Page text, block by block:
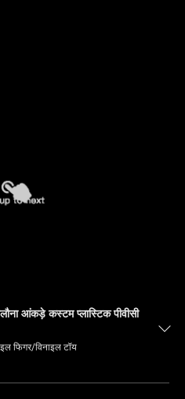
आंकड़े कस्टम प्लास्टिक पीवीसी
फिगर/विनाइल टॉय